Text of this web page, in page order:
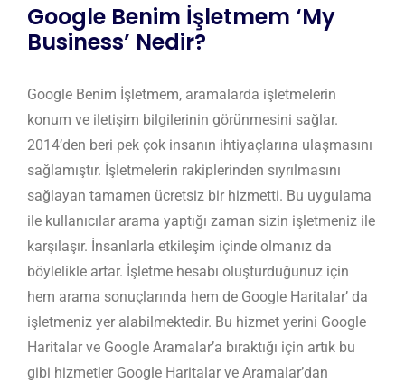
Google Benim İşletmem ‘My
Business’ Nedir?
Google Benim İşletmem, aramalarda işletmelerin
konum ve iletişim bilgilerinin görünmesini sağlar.
2014’den beri pek çok insanın ihtiyaçlarına ulaşmasını
sağlamıştır. İşletmelerin rakiplerinden sıyrılmasını
sağlayan tamamen ücretsiz bir hizmetti. Bu uygulama
ile kullanıcılar arama yaptığı zaman sizin işletmeniz ile
karşılaşır. İnsanlarla etkileşim içinde olmanız da
böylelikle artar. İşletme hesabı oluşturduğunuz için
hem arama sonuçlarında hem de Google Haritalar’ da
işletmeniz yer alabilmektedir. Bu hizmet yerini Google
Haritalar ve Google Aramalar’a bıraktığı için artık bu
gibi hizmetler Google Haritalar ve Aramalar’dan